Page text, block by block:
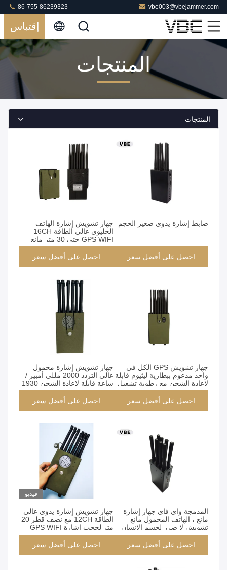
vbe003@vbejammer.com
86-755-86239323
إقتباس
المنتجات
المنتجات
ضابط إشارة يدوي صغير الحجم
احصل على أفضل سعر
جهاز تشويش إشارة الهاتف
الخليوي عالي الطاقة 16CH
GPS WIFI حتى 30 متر مانع
إشارة نصف قطر
احصل على أفضل سعر
جهاز تشويش GPS الكل في
واحد مدعوم ببطارية ليثيوم قابلة
لإعادة الشحن مع رطوبة تشغيل
5٪ -80٪
احصل على أفضل سعر
جهاز تشويش إشارة محمول
عالي التردد 2000 مللي أمبير /
ساعة قابلة لإعادة الشحن 1930
ميجا هرتز
احصل على أفضل سعر
المدمجة واي فاي جهاز إشارة
مانع ، الهاتف المحمول مانع
تشويش لا ضرر لجسم الإنسان
احصل على أفضل سعر
فيديو
جهاز تشويش إشارة يدوي عالي
الطاقة 12CH مع نصف قطر 20
متر لحجب إشارة GPS WIFI
احصل على أفضل سعر